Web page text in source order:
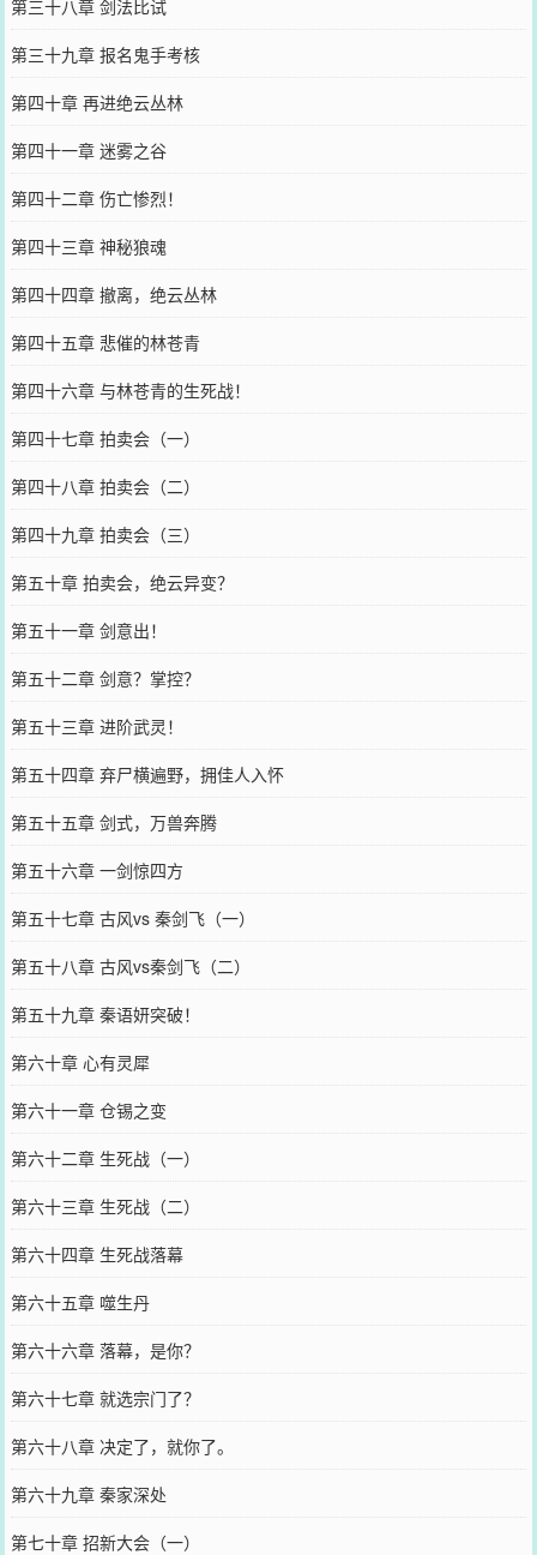
第三十八章 剑法比试
第三十九章 报名鬼手考核
第四十章 再进绝云丛林
第四十一章 迷雾之谷
第四十二章 伤亡惨烈！
第四十三章 神秘狼魂
第四十四章 撤离，绝云丛林
第四十五章 悲催的林苍青
第四十六章 与林苍青的生死战！
第四十七章 拍卖会（一）
第四十八章 拍卖会（二）
第四十九章 拍卖会（三）
第五十章 拍卖会，绝云异变？
第五十一章 剑意出！
第五十二章 剑意？掌控？
第五十三章 进阶武灵！
第五十四章 弃尸横遍野，拥佳人入怀
第五十五章 剑式，万兽奔腾
第五十六章 一剑惊四方
第五十七章 古风vs 秦剑飞（一）
第五十八章 古风vs秦剑飞（二）
第五十九章 秦语妍突破！
第六十章 心有灵犀
第六十一章 仓锡之变
第六十二章 生死战（一）
第六十三章 生死战（二）
第六十四章 生死战落幕
第六十五章 噬生丹
第六十六章 落幕，是你？
第六十七章 就选宗门了？
第六十八章 决定了，就你了。
第六十九章 秦家深处
第七十章 招新大会（一）